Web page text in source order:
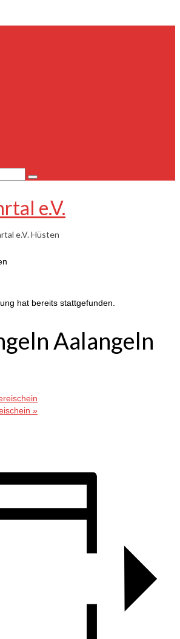
e.V. Hüsten
hat bereits stattgefunden.
Aalangeln
»